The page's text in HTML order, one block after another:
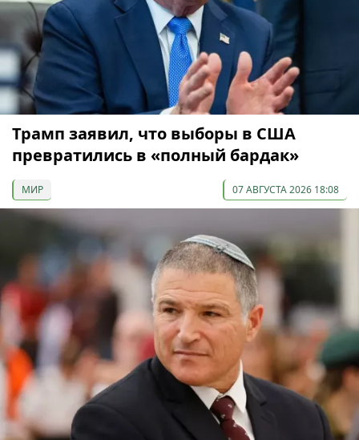
Трамп заявил, что выборы в США
превратились в «полный бардак»
МИР 07 АВГУСТА 2026 18:08